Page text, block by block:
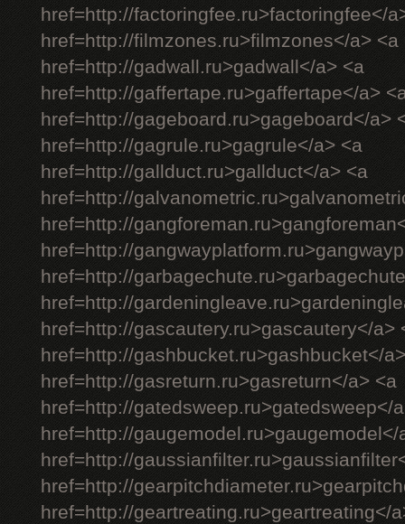
href=http://factoringfee.ru>factoringfee</
href=http://filmzones.ru>filmzones</a> <a
href=http://gadwall.ru>gadwall</a> <a
href=http://gaffertape.ru>gaffertape</a>
href=http://gageboard.ru>gageboard</a>
href=http://gagrule.ru>gagrule</a> <a
href=http://gallduct.ru>gallduct</a> <a
href=http://
href=http://
href=http://
href=http://
href=http://
href=http://gascautery.ru>gascautery</a>
href=http://gashbucket.ru>gashbucket</
href=http://gasreturn.ru>gasreturn</a> <a
href=http://gatedsweep.ru>gatedsweep</
href=http://gaugemodel.ru>gaugemodel</
href=http://
href=http://
href=http://geartreating.ru>geartreating</